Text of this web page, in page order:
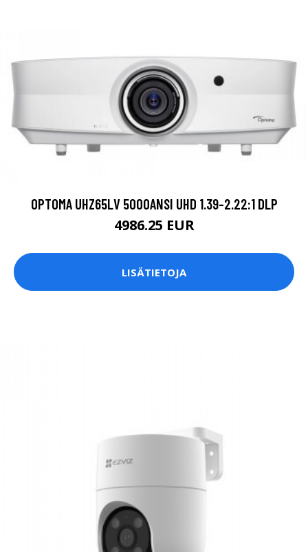
OPTOMA UHZ65LV 5000ANSI UHD 1.39-2.22:1 DLP
4986.25 EUR
LISÄTIETOJA